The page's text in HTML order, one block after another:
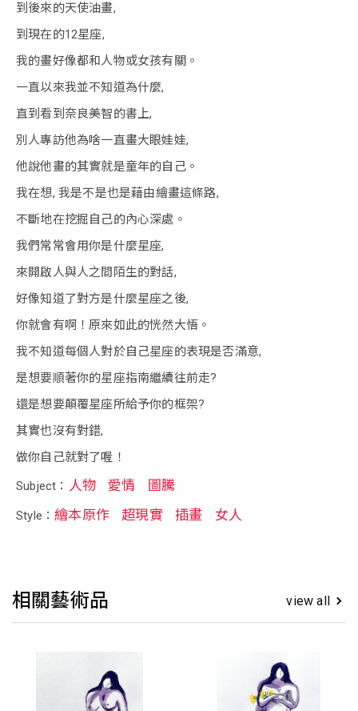
到後來的天使油畫,
到現在的12星座,
我的畫好像都和人物或女孩有關。
一直以來我並不知道為什麼,
直到看到奈良美智的書上,
別人專訪他為啥一直畫大眼娃娃,
他說他畫的其實就是童年的自己。
我在想, 我是不是也是藉由繪畫這條路,
不斷地在挖掘自己的內心深處。
我們常常會用你是什麼星座,
來開啟人與人之間陌生的對話,
好像知道了對方是什麼星座之後,
你就會有啊！原來如此的恍然大悟。
我不知道每個人對於自己星座的表現是否滿意,
是想要順著你的星座指南繼續往前走?
還是想要顛覆星座所給予你的框架?
其實也沒有對錯,
做你自己就對了喔！
Subject： 人物 愛情 圖騰
Style：繪本原作 超現實 插畫 女人
相關藝術品 view all